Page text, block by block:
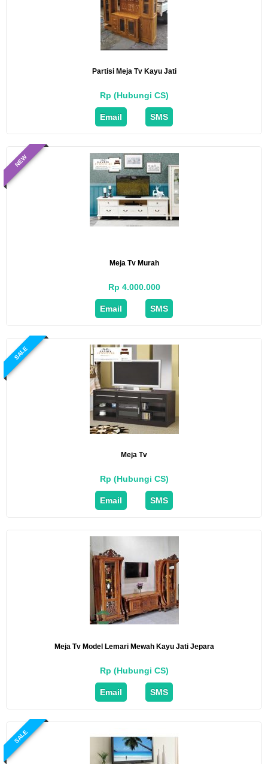
Partisi Meja Tv Kayu Jati
Rp (Hubungi CS)
Email SMS
NEW
Meja Tv Murah
Rp 4.000.000
Email SMS
SALE
Meja Tv
Rp (Hubungi CS)
Email SMS
Meja Tv Model Lemari Mewah Kayu Jati Jepara
Rp (Hubungi CS)
Email SMS
SALE